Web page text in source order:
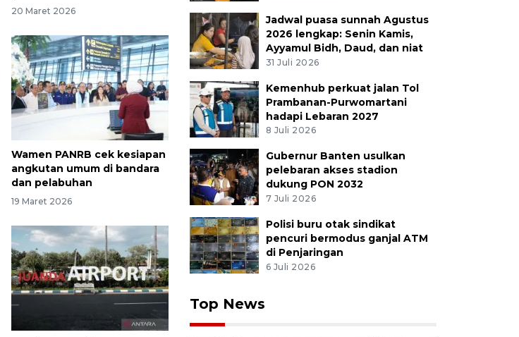
20 Maret 2026
Wamen PANRB cek kesiapan
angkutan umum di bandara
dan pelabuhan
19 Maret 2026
Jadwal puasa sunnah Agustus
2026 lengkap: Senin Kamis,
Ayyamul Bidh, Daud, dan niat
31 Juli 2026
Kemenhub perkuat jalan Tol
Prambanan-Purwomartani
hadapi Lebaran 2027
8 Juli 2026
Gubernur Banten usulkan
pelebaran akses stadion
dukung PON 2032
7 Juli 2026
Polisi buru otak sindikat
pencuri bermodus ganjal ATM
di Penjaringan
6 Juli 2026
Top News